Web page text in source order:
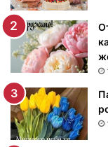
и
с
Д
н
м
р
о
ж
д